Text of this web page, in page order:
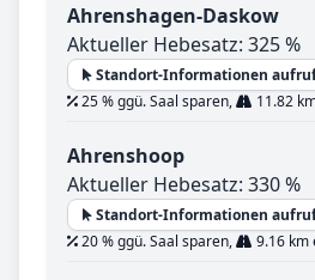
Ahrenshagen-Daskow
Aktueller Hebesatz: 325 %
Standort-Informationen
25 % ggü. Saal sparen,
11.82
Ahrenshoop
Aktueller Hebesatz: 330 %
Standort-Informationen
20 % ggü. Saal sparen,
9.16 km